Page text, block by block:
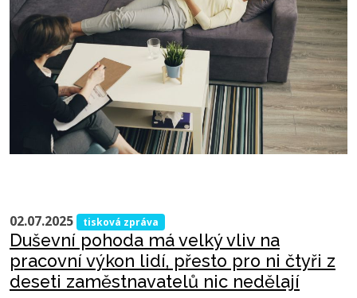
02.07.2025 tisková zpráva
Duševní pohoda má velký vliv na
pracovní výkon lidí, přesto pro ni čtyři z
deseti zaměstnavatelů nic nedělají